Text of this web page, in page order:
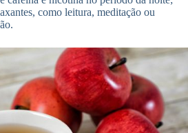
como leitura, meditação ou